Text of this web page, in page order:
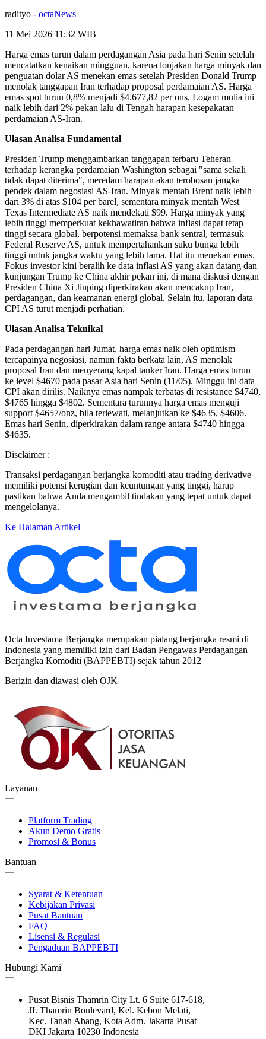
radityo - octaNews
11 Mei 2026 11:32 WIB
Harga emas turun dalam perdagangan Asia pada hari Senin setelah
mencatatkan kenaikan mingguan, karena lonjakan harga minyak dan
penguatan dolar AS menekan emas setelah Presiden Donald Trump
menolak tanggapan Iran terhadap proposal perdamaian AS. Harga
emas spot turun 0,8% menjadi $4.677,82 per ons. Logam mulia ini
naik lebih dari 2% pekan lalu di Tengah harapan kesepakatan
perdamaian AS-Iran.
Ulasan Analisa Fundamental
Presiden Trump menggambarkan tanggapan terbaru Teheran
terhadap kerangka perdamaian Washington sebagai "sama sekali
tidak dapat diterima", meredam harapan akan terobosan jangka
pendek dalam negosiasi AS-Iran. Minyak mentah Brent naik lebih
dari 3% di atas $104 per barel, sementara minyak mentah West
Texas Intermediate AS naik mendekati $99. Harga minyak yang
lebih tinggi memperkuat kekhawatiran bahwa inflasi dapat tetap
tinggi secara global, berpotensi memaksa bank sentral, termasuk
Federal Reserve AS, untuk mempertahankan suku bunga lebih
tinggi untuk jangka waktu yang lebih lama. Hal itu menekan emas.
Fokus investor kini beralih ke data inflasi AS yang akan datang dan
kunjungan Trump ke China akhir pekan ini, di mana diskusi dengan
Presiden China Xi Jinping diperkirakan akan mencakup Iran,
perdagangan, dan keamanan energi global. Selain itu, laporan data
CPI AS turut menjadi perhatian.
Ulasan Analisa Teknikal
Pada perdagangan hari Jumat, harga emas naik oleh optimism
tercapainya negosiasi, namun fakta berkata lain, AS menolak
proposal Iran dan menyerang kapal tanker Iran. Harga emas turun
ke level $4670 pada pasar Asia hari Senin (11/05). Minggu ini data
CPI akan dirilis. Naiknya emas nampak terbatas di resistance $4740,
$4765 hingga $4802. Sementara turunnya harga emas menguji
support $4657/onz, bila terlewati, melanjutkan ke $4635, $4606.
Emas hari Senin, diperkirakan dalam range antara $4740 hingga
$4635.
Disclaimer :
Transaksi perdagangan berjangka komoditi atau trading derivative
memiliki potensi kerugian dan keuntungan yang tinggi, harap
pastikan bahwa Anda mengambil tindakan yang tepat untuk dapat
mengelolanya.
Ke Halaman Artikel
Octa Investama Berjangka merupakan pialang berjangka resmi di
Indonesia yang memiliki izin dari Badan Pengawas Perdagangan
Berjangka Komoditi (BAPPEBTI) sejak tahun 2012
Berizin dan diawasi oleh OJK
Layanan
Platform Trading
Akun Demo Gratis
Promosi & Bonus
Bantuan
Syarat & Ketentuan
Kebijakan Privasi
Pusat Bantuan
FAQ
Lisensi & Regulasi
Pengaduan BAPPEBTI
Hubungi Kami
Pusat Bisnis Thamrin City Lt. 6 Suite 617-618,
JI. Thamrin Boulevard, Kel. Kebon Melati,
Kec. Tanah Abang, Kota Adm. Jakarta Pusat
DKI Jakarta 10230 Indonesia